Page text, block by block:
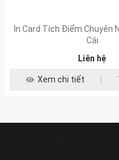
In Card Tích Điểm Chuyên
Cái
Liên hệ
Xem chi tiết